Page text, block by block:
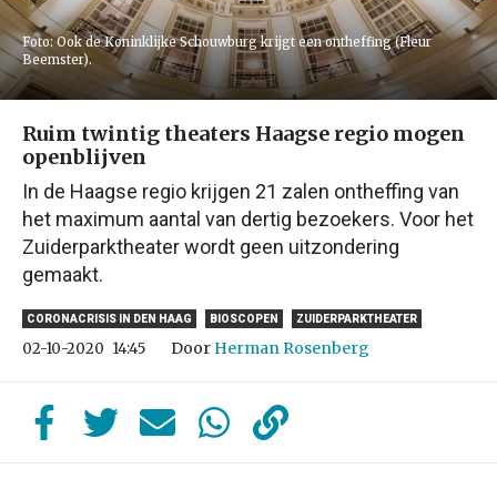
Foto: Ook de Koninklijke Schouwburg krijgt een ontheffing (Fleur
Beemster).
Ruim twintig theaters Haagse regio mogen
openblijven
In de Haagse regio krijgen 21 zalen ontheffing van
het maximum aantal van dertig bezoekers. Voor het
Zuiderparktheater wordt geen uitzondering
gemaakt.
CORONACRISIS IN DEN HAAG BIOSCOPEN ZUIDERPARKTHEATER
02-10-2020 14:45 Door Herman Rosenberg